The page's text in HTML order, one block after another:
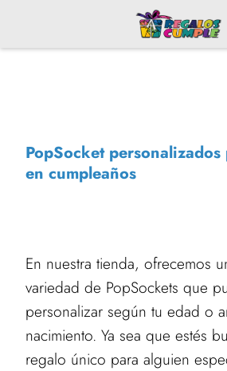
PopSocket
en cumpleaños
En nuestra tienda, ofrecemos
variedad de PopSockets que
personalizar según tu edad o
nacimiento. Ya sea que estés
regalo único para alguien